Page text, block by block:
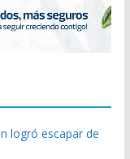
logró escapar de